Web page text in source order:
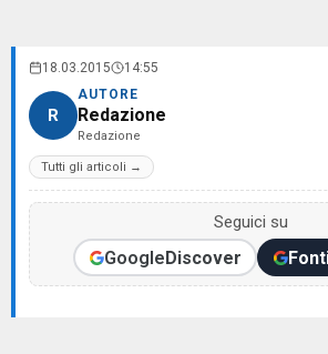
18.03.2015 14:55
R
AUTORE
Redazione
Redazione
Tutti gli articoli →
Seguici su
GoogleDiscover